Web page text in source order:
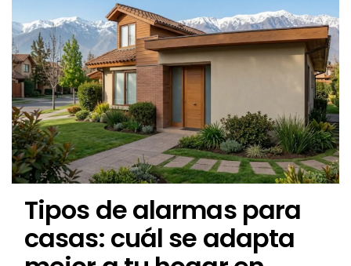
Tipos de alarmas para
casas: cuál se adapta